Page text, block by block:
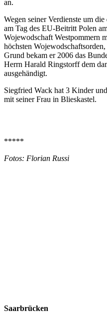
an.
Wegen seiner Verdienste um
am Tag des EU-Beitritt Polen
Wojewodschaft Westpommern
höchsten
Grund bekam er 2006 das
Herrn Harald Ringstorff dem
ausgehändigt.
Siegfried Wack hat 3 Kinder
mit seiner Frau in Blieskastel.
*****
Fotos: Florian Russi
Saarbrücken